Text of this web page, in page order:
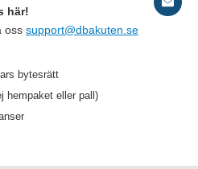
här!
oss support@dbakuten.se
bytesrätt
hempaket eller pall)